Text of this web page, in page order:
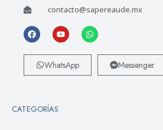
contacto@sapereaude.mx
WhatsApp Messenger
CATEGORÍAS